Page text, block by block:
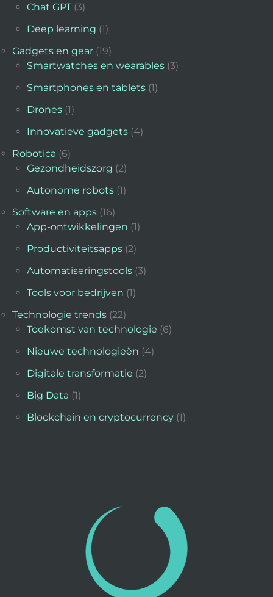
Chat GPT (3)
Deep learning (1)
Gadgets en gear (19)
Smartwatches en wearables (3)
Smartphones en tablets (1)
Drones (1)
Innovatieve gadgets (4)
Robotica (6)
Gezondheidszorg (2)
Autonome robots (1)
Software en apps (16)
App-ontwikkelingen (1)
Productiviteitsapps (2)
Automatiseringstools (3)
Tools voor bedrijven (1)
Technologie trends (22)
Toekomst van technologie (6)
Nieuwe technologieën (4)
Digitale transformatie (2)
Big Data (1)
Blockchain en cryptocurrency (1)